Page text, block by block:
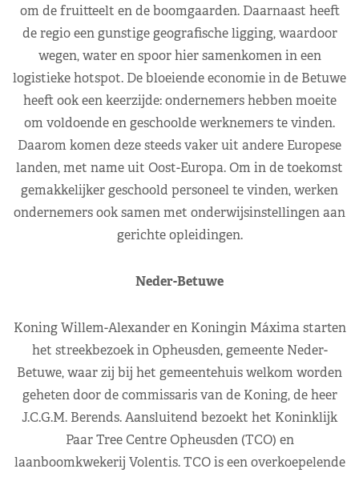
om de fruitteelt en de boomgaarden. Daarnaast heeft
de regio een gunstige geografische ligging, waardoor
wegen, water en spoor hier samenkomen in een
logistieke hotspot. De bloeiende economie in de Betuwe
heeft ook een keerzijde: ondernemers hebben moeite
om voldoende en geschoolde werknemers te vinden.
Daarom komen deze steeds vaker uit andere Europese
landen, met name uit Oost-Europa. Om in de toekomst
gemakkelijker geschoold personeel te vinden, werken
ondernemers ook samen met onderwijsinstellingen aan
gerichte opleidingen.
Neder-Betuwe
Koning Willem-Alexander en Koningin Máxima starten
het streekbezoek in Opheusden, gemeente Neder-
Betuwe, waar zij bij het gemeentehuis welkom worden
geheten door de commissaris van de Koning, de heer
J.C.G.M. Berends. Aansluitend bezoekt het Koninklijk
Paar Tree Centre Opheusden (TCO) en
laanboomkwekerij Volentis. TCO is een overkoepelende